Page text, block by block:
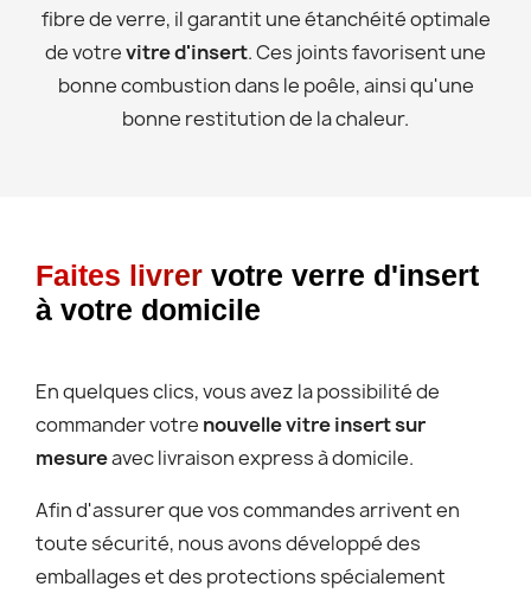
fibre de verre, il garantit une étanchéité optimale
de votrevitre d'insert. Ces joints favorisent une
bonne combustion dans le poêle, ainsi qu'une
bonne restitution de la chaleur.
Faites livrer votre verre d'insert
à votre domicile
En quelques clics, vous avez la possibilité de
commander votre nouvelle vitre insert sur
mesureavec livraison express à domicile.
Afin d'assurer que vos commandes arrivent en
toute sécurité, nous avons développé des
emballages et des protections spécialement